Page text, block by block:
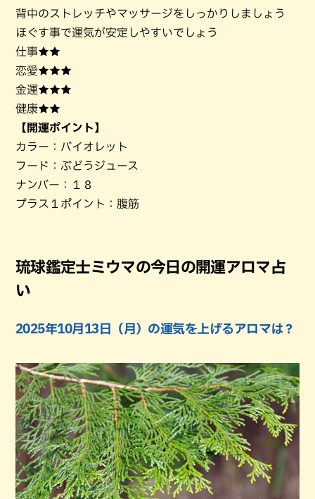
背中のストレッチやマッサージをしっかりしましょう
ほぐす事で運気が安定しやすいでしょう
仕事★★
恋愛★★★
金運★★★
健康★★
【開運ポイント】
カラー：バイオレット
フード：ぶどうジュース
ナンバー：１８
プラス１ポイント：腹筋
琉球鑑定士ミウマの今日の開運アロマ占
い
2025年10月13日（月）の運気を上げるアロマは？